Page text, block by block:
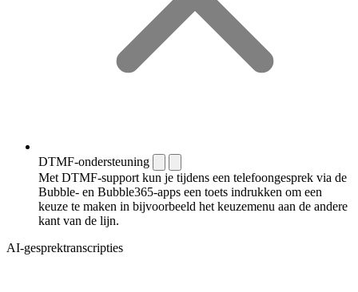
DTMF-ondersteuning
Met DTMF-support kun je tijdens een telefoongesprek via de
Bubble- en Bubble365-apps een toets indrukken om een
keuze te maken in bijvoorbeeld het keuzemenu aan de andere
kant van de lijn.
AI-gesprektranscripties